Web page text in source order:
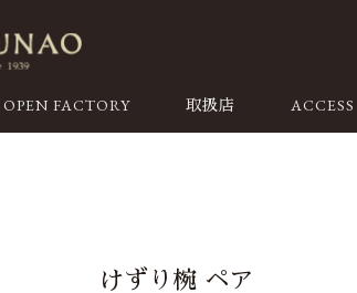
OPEN FACTORY 取扱店 ACCESS
けずり椀 ペア